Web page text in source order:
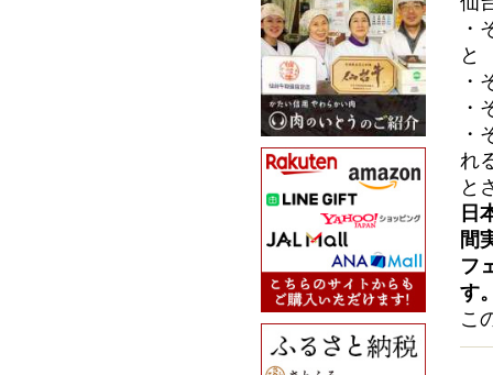
・
と
・
・
・
れ
と
日
間
フ
す
こ